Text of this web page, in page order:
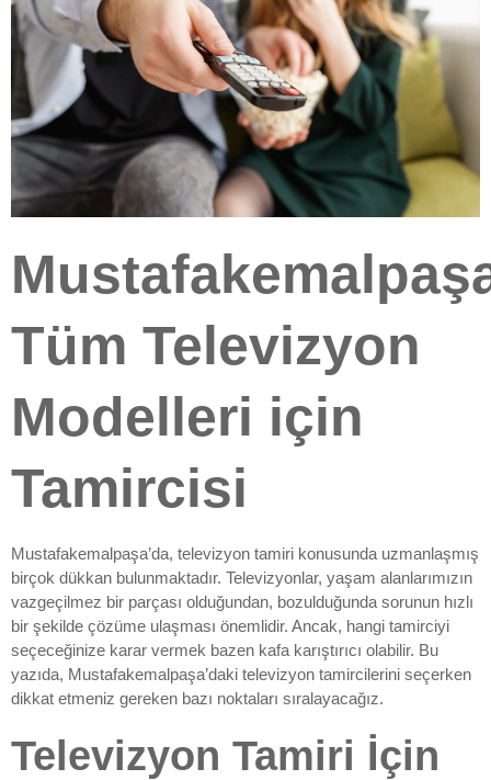
Tüm Televizyon
Modelleri için
Tamircisi
Mustafakemalpaşa’da, televizyon tamiri konusunda uzmanlaşmış
birçok dükkan bulunmaktadır. Televizyonlar, yaşam alanlarımızın
vazgeçilmez bir parçası olduğundan, bozulduğunda sorunun hızlı
bir şekilde çözüme ulaşması önemlidir. Ancak, hangi tamirciyi
seçeceğinize karar vermek bazen kafa karıştırıcı olabilir. Bu
yazıda, Mustafakemalpaşa’daki televizyon tamircilerini seçerken
dikkat etmeniz gereken bazı noktaları sıralayacağız.
Televizyon Tamiri İçin